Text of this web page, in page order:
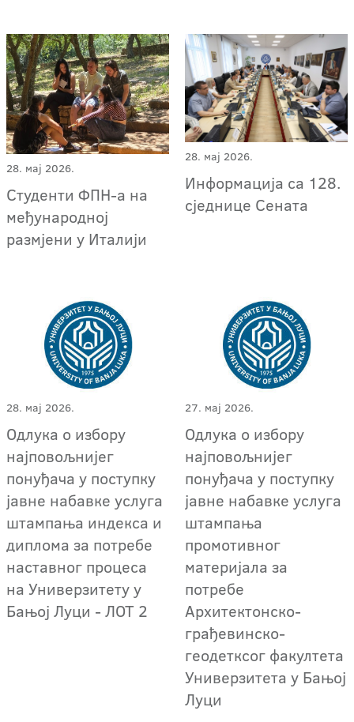
28. мај 2026.
Студенти ФПН-а на
међународној
размјени у Италији
28. мај 2026.
Информација са 128.
сједнице Сената
28. мај 2026.
Одлука о избору
најповољнијег
понуђача у поступку
јавне набавке услуга
штампања индекса и
диплома за потребе
наставног процеса
на Универзитету у
Бањој Луци - ЛОТ 2
27. мај 2026.
Oдлука о избору
најповољнијег
понуђача у поступку
јавне набавке услугa
штампања
промотивног
материјала за
потребе
Архитектонско-
грађевинско-
геодетксог факултета
Универзитета у Бањој
Луци